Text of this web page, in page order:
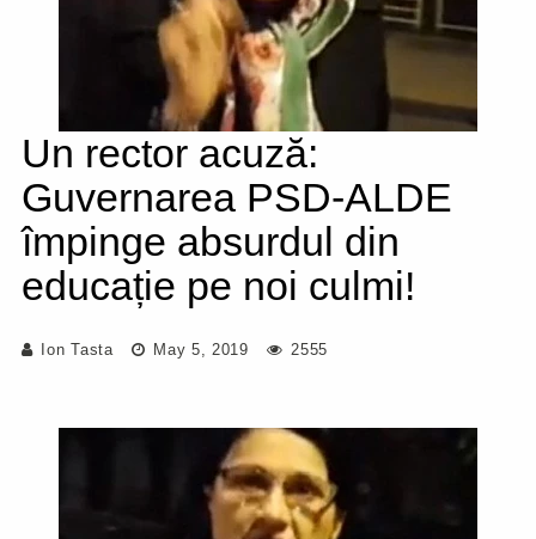
Un rector acuză:
Guvernarea PSD-ALDE
împinge absurdul din
educație pe noi culmi!
Ion Tasta May 5, 2019 2555